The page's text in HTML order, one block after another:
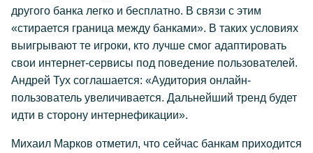
другого банка легко и бесплатно. В связи с этим
«стирается граница между банками». В таких условиях
выигрывают те игроки, кто лучше смог адаптировать
свои интернет-сервисы под поведение пользователей.
Андрей Тух соглашается: «Аудитория онлайн-
пользователь увеличивается. Дальнейший тренд будет
идти в сторону интернефикации».
Михаил Марков отметил, что сейчас банкам приходится